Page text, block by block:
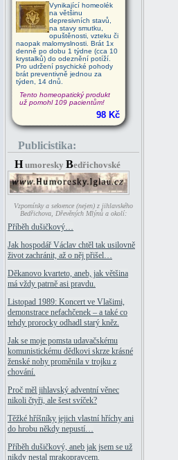
Vynikající homeolék
na většinu
depresivních stavů,
na stavy smutku,
opuštěnosti, vzteku či
naopak malomyslnosti. Brát 1x
denně po dobu 1 týdne (cca 10
krystalků) do odeznění potíží.
Pro udržení psychické pohody
brát preventivně jednou za
týden, 14 dnů.
Tento homeopatický produkt
už pomohl 109 pacientům!
98 Kč
Publicistika:
H umoresky Bedřichovské
Vzpomínky a sekvence (nejen) z jihlavského
Bedřichova, Dřevěných Mlýnů a okolí:
Příběh dušičkový…
Jak hospodář Václav chtěl tak usilovně
život zachránit, až o něj přišel…
Děkanovo kvarteto, aneb, jak většina
má vždy patrně asi pravdu.
Listopad 1989: Koncert ve Vlašimi,
demonstrace nefachčenek – a také co
tehdy prorocky odhadl starý kněz.
Jak se moje pomsta udavačskému
komunistickému dědkovi skrze krásné
ženské nohy proměnila v trojku z
chování.
Proč měl jihlavský adventní věnec
nikoli čtyři, ale šest svíček?
Těžké hříšníky jejich vlastní hříchy ani
do hrobu někdy nepustí…
Příběh dušičkový, aneb jak jsem se už
nikdy nestal mrakopravcem.